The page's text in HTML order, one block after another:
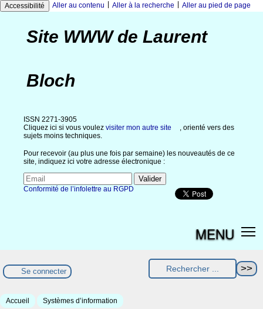
Accessibilité Aller au contenu Aller à la recherche Aller au pied de page
Site WWW de Laurent
Bloch
ISSN 2271-3905
Cliquez ici si vous voulez visiter mon autre site
, orienté vers des
sujets moins techniques.
Pour recevoir (au plus une fois par semaine) les nouveautés de ce
site, indiquez ici votre adresse électronique :
Conformité de l’infolettre au RGPD
MENU
Se connecter
Accueil Systèmes d’information